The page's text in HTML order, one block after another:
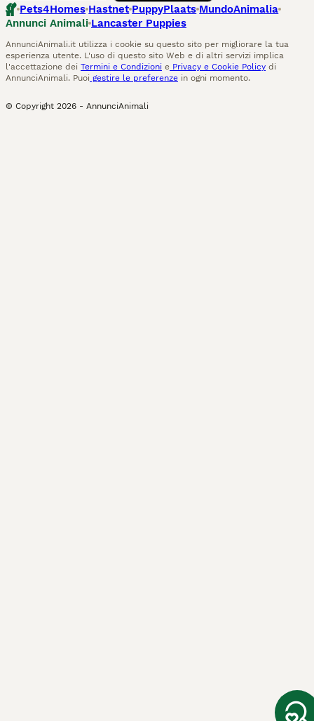
Pets4Homes Hastnet PuppyPlaats MundoAnimalia
Annunci Animali Lancaster Puppies
AnnunciAnimali.it utilizza i cookie su questo sito per migliorare la tua
esperienza utente. L'uso di questo sito Web e di altri servizi implica
l'accettazione dei Termini e Condizioni e Privacy e Cookie Policy di
AnnunciAnimali. Puoi gestire le preferenze in ogni momento.
© Copyright 2026 - AnnunciAnimali